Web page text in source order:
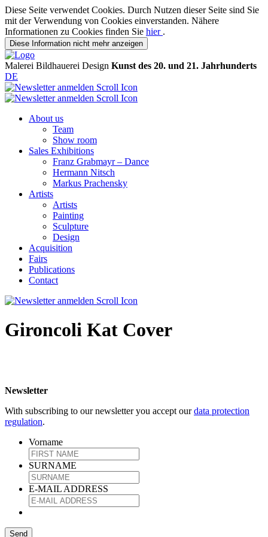
Diese Seite verwendet Cookies. Durch Nutzen dieser Seite sind Sie
mit der Verwendung von Cookies einverstanden. Nähere
Informationen zu Cookies finden Sie hier .
Diese Information nicht mehr anzeigen
Malerei Bildhauerei Design Kunst des 20. und 21. Jahrhunderts
DE
About us
Team
Show room
Sales Exhibitions
Franz Grabmayr – Dance
Hermann Nitsch
Markus Prachensky
Artists
Artists
Painting
Sculpture
Design
Acquisition
Fairs
Publications
Contact
Gironcoli Kat Cover
Newsletter
With subscribing to our newsletter you accept ourdata protection
regulation.
Vorname
SURNAME
E-MAIL ADDRESS